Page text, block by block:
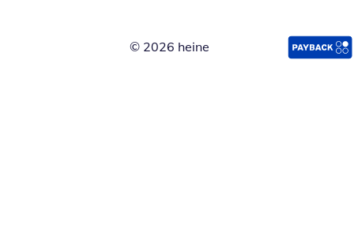
© 2026 heine